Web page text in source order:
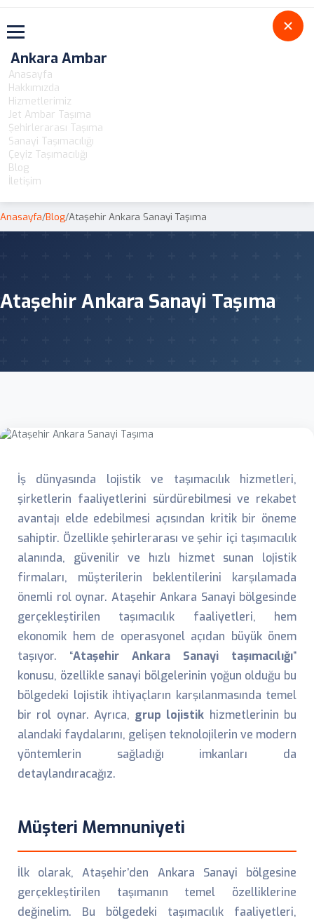
Toggle navigation
Ankara Ambar
Anasayfa
Hakkımızda
Hizmetlerimiz
Jet Ambar Taşıma
Şehirlerarası Taşıma
Sanayi Taşımacılığı
Çeyiz Taşımacılığı
Blog
İletişim
Anasayfa/Blog/Ataşehir Ankara Sanayi Taşıma
Ataşehir Ankara Sanayi Taşıma
İş dünyasında lojistik ve taşımacılık hizmetleri,
şirketlerin faaliyetlerini sürdürebilmesi ve rekabet
avantajı elde edebilmesi açısından kritik bir öneme
sahiptir. Özellikle şehirlerarası ve şehir içi taşımacılık
alanında, güvenilir ve hızlı hizmet sunan lojistik
firmaları, müşterilerin beklentilerini karşılamada
önemli rol oynar. Ataşehir Ankara Sanayi bölgesinde
gerçekleştirilen taşımacılık faaliyetleri, hem
ekonomik hem de operasyonel açıdan büyük önem
taşıyor. “Ataşehir Ankara Sanayi taşımacılığı”
konusu, özellikle sanayi bölgelerinin yoğun olduğu bu
bölgedeki lojistik ihtiyaçların karşılanmasında temel
bir rol oynar. Ayrıca, grup lojistik hizmetlerinin bu
alandaki faydalarını, gelişen teknolojilerin ve modern
yöntemlerin sağladığı imkanları da
detaylandıracağız.
Müşteri Memnuniyeti
İlk olarak, Ataşehir’den Ankara Sanayi bölgesine
gerçekleştirilen taşımanın temel özelliklerine
değinelim. Bu bölgedeki taşımacılık faaliyetleri,